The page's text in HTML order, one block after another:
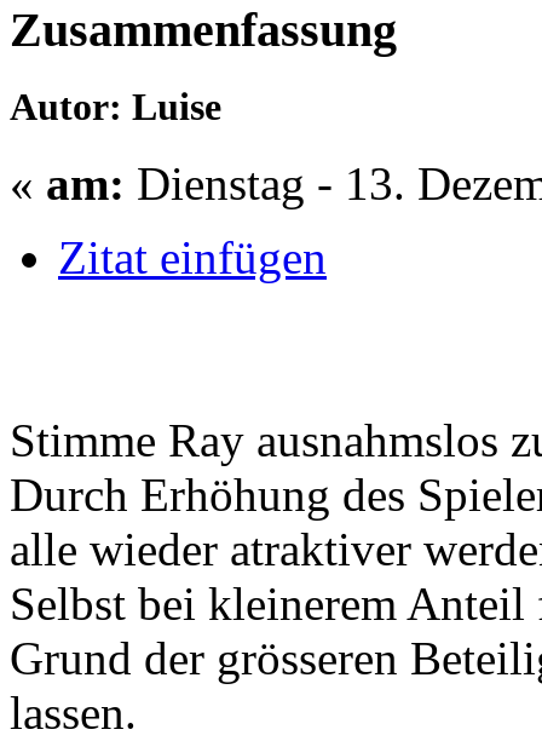
Zusammenfassung
Autor: Luise
« am: Dienstag - 13.
Zitat einfügen
Stimme Ray ausnahmslos
Durch Erhöhung des
alle wieder atraktiver
Selbst bei kleinerem
Grund der grösseren
lassen.